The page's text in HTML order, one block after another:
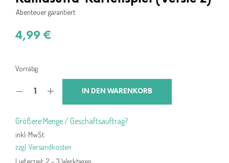
Abenteuer garantiert
4,99 €
Vorrätig
IN DEN WARENKORB
Größere Menge / Geschäftsauftrag?
inkl. MwSt.
zzgl. Versandkosten
Lieferzeit: 2 – 3 Werktagen